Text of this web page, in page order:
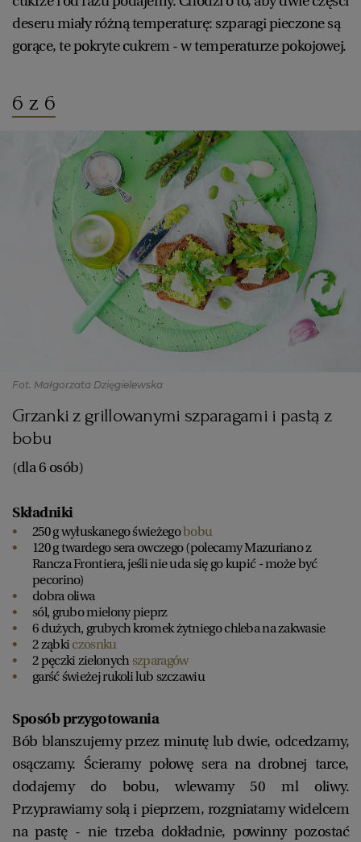
deseru miały różną temperaturę: szparagi pieczone są
gorące, te pokryte cukrem - w temperaturze pokojowej.
6 z 6
Fot. Małgorzata Dzięgielewska
Grzanki z grillowanymi szparagami i pastą z
bobu
(dla 6 osób)
Składniki
250 g wyłuskanego świeżegobobu
120 g twardego sera owczego (polecamy Mazuriano z
Rancza Frontiera, jeśli nie uda się go kupić - może być
pecorino)
dobra oliwa
sól, grubo mielony pieprz
6 dużych, grubych kromek żytniego chleba na zakwasie
2 ząbkiczosnku
2 pęczki zielonych szparagów
garść świeżej rukoli lub szczawiu
Sposób przygotowania
Bób blanszujemy przez minutę lub dwie, odcedzamy,
osączamy. Ścieramy połowę sera na drobnej tarce,
dodajemy do bobu, wlewamy 50 ml oliwy.
Przyprawiamy solą i pieprzem, rozgniatamy widelcem
na pastę - nie trzeba dokładnie, powinny pozostać